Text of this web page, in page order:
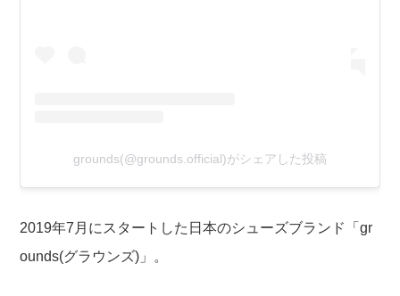
grounds(@grounds.official)がシェアした投稿
2019年7月にスタートした日本のシューズブランド「gr
ounds(グラウンズ)」。